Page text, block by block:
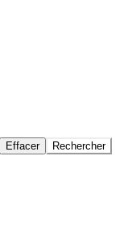
Effacer Rechercher